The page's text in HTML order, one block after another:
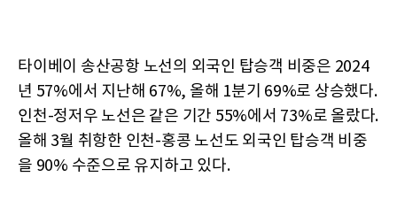
타이베이 송산공항 노선의 외국인 탑승객 비중은 2024
년 57%에서 지난해 67%, 올해 1분기 69%로 상승했다.
인천-정저우 노선은 같은 기간 55%에서 73%로 올랐다.
올해 3월 취항한 인천-홍콩 노선도 외국인 탑승객 비중
을 90% 수준으로 유지하고 있다.